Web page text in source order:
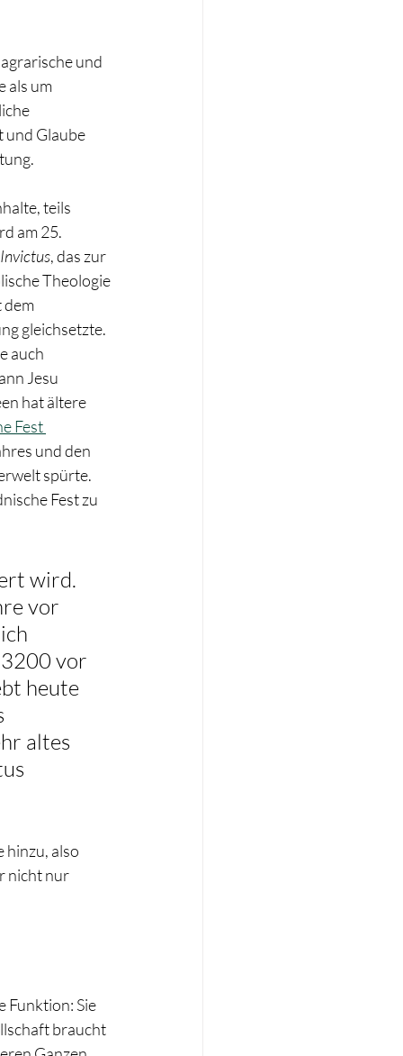
und
als um
und Glaube
teils
am 25.
, das zur
Theologie
dem
gleichsetzte.
auch
Jesu
hat ältere
Fest
und den
spürte.
Fest zu
wird.
vor
vor
heute
altes
hinzu, also
nicht nur
Funktion: Sie
braucht